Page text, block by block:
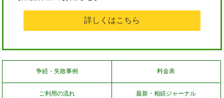
詳しくはこちら
争続・失敗事例 料金表
ご利用の流れ 最新・相続ジャーナル